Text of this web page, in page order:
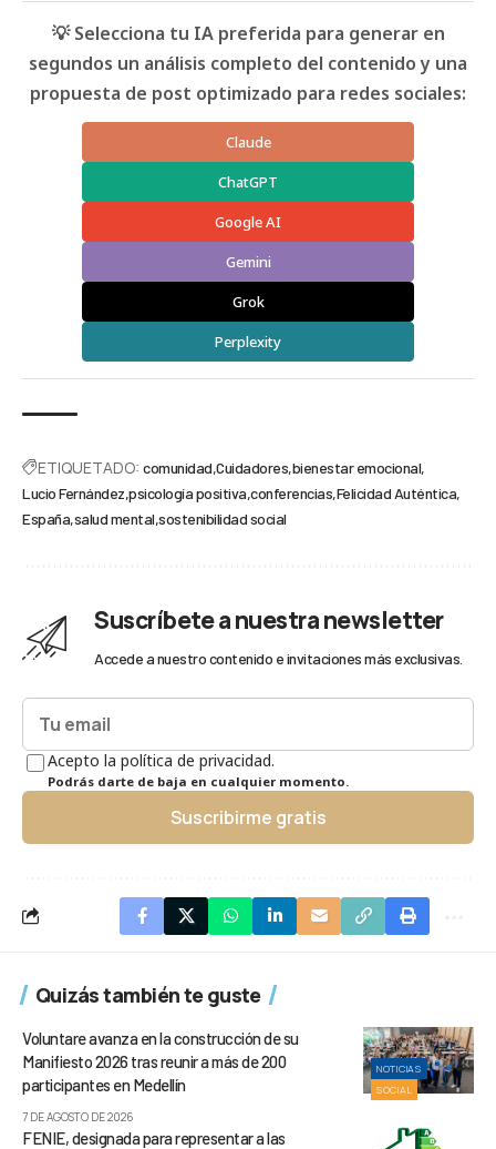
💡 Selecciona tu IA preferida para generar en
segundos un análisis completo del contenido y una
propuesta de post optimizado para redes sociales:
Claude
ChatGPT
Google AI
Gemini
Grok
Perplexity
ETIQUETADO: comunidad Cuidadores bienestar emocional
Lucio Fernández psicología positiva conferencias Felicidad Auténtica
España salud mental sostenibilidad social
Suscríbete a nuestra newsletter
Accede a nuestro contenido e invitaciones más exclusivas.
Acepto la política de privacidad.
Podrás darte de baja en cualquier momento.
Suscribirme gratis
Quizás también te guste
NOTICIAS
SOCIAL
Voluntare avanza en la construcción de su
Manifiesto 2026 tras reunir a más de 200
participantes en Medellín
7 DE AGOSTO DE 2026
FENIE, designada para representar a las